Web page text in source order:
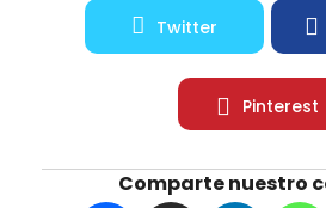
Twitter
Pinterest
Comparte nuestro